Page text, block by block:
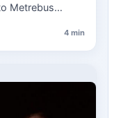
Metrebus
4 min